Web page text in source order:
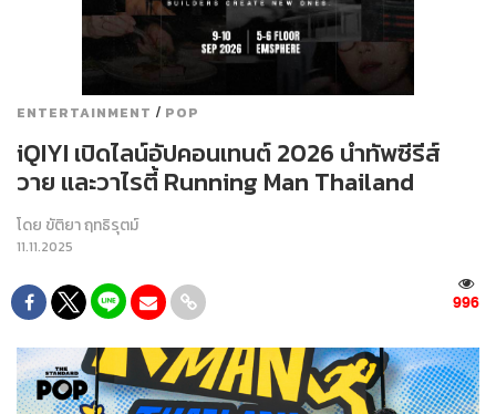
ENTERTAINMENT / POP
iQIYI เปิดไลน์อัปคอนเทนต์ 2026 นำทัพซีรีส์
วาย และวาไรตี้ Running Man Thailand
โดย ขัติยา ฤทธิรุตม์
11.11.2025
996